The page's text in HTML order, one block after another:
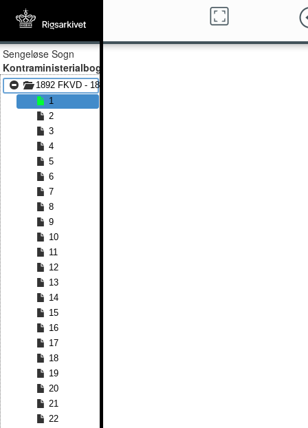
Sengeløse Sogn
Kontraministerialbog
1892 FKVD - 1899 FKVD
1
2
3
4
5
6
7
8
9
10
11
12
13
14
15
16
17
18
19
20
21
22